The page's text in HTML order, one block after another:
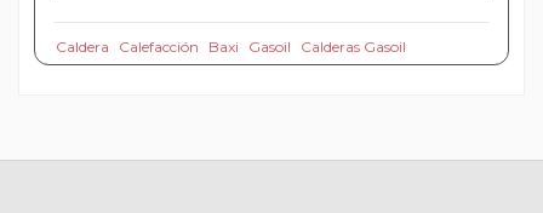
Caldera Calefacción Baxi Gasoil Calderas Gasoil